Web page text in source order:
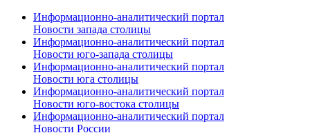
Информационно-аналитический портал
Новости запада столицы
Информационно-аналитический портал
Новости юго-запада столицы
Информационно-аналитический портал
Новости юга столицы
Информационно-аналитический портал
Новости юго-востока столицы
Информационно-аналитический портал
Новости России